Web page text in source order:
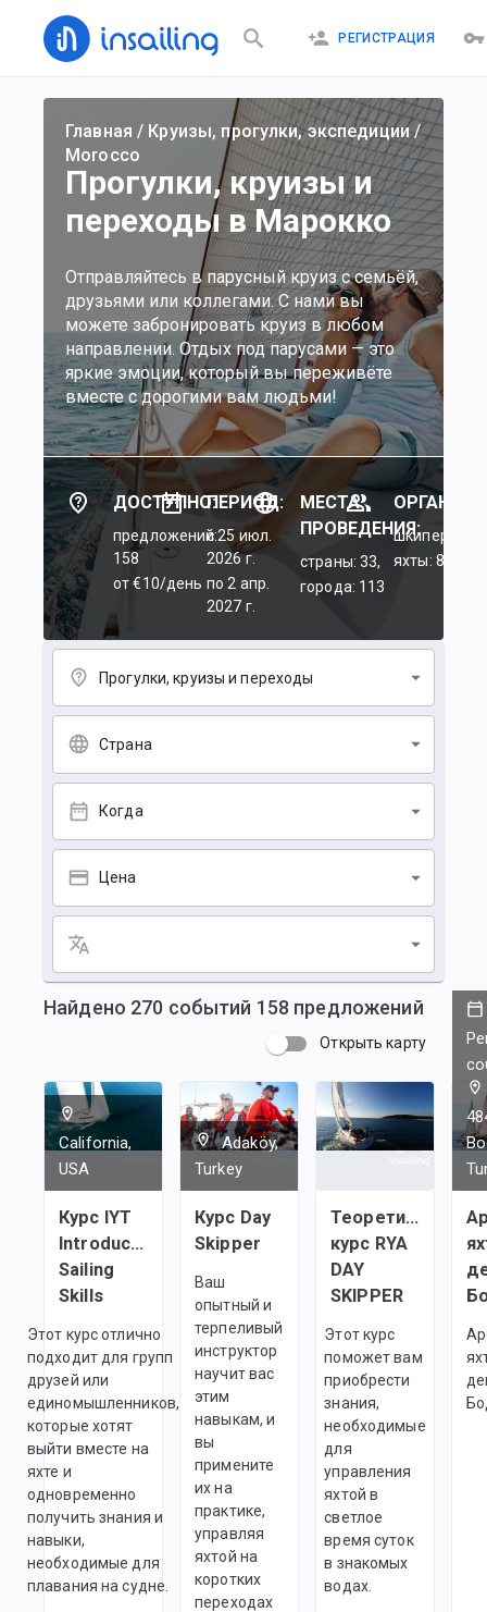
РЕГИСТРАЦИЯ
Главная / Круизы, прогулки, экспедиции/
Morocco
Прогулки, круизы и
переходы в Марокко
Отправляйтесь в парусный круиз с семьёй,
друзьями или коллегами. С нами вы
можете забронировать круиз в любом
направлении. Отдых под парусами — это
яркие эмоции, который вы переживёте
вместе с дорогими вам людьми!
ДОСТУПНО:
предложений:
158
от €10/день
ПЕРИОД:
c 25 июл.
2026 г.
по 2 апр.
2027 г.
МЕСТА
ПРОВЕДЕНИЯ:
страны: 33,
города: 113
шкиперы: 45,
яхты: 84
Прогулки, круизы и переходы
Страна
Когда
Цена
Найдено 270 событий 158 предложений
Открыть карту
California,
USA
Курс IYT
Introductory
Sailing
Skills
Этот курс отлично
подходит для групп
друзей или
единомышленников,
которые хотят
выйти вместе на
яхте и
одновременно
получить знания и
навыки,
необходимые для
плавания на судне.
Adaköy,
Turkey
Курс Day
Skipper
Ваш
опытный и
терпеливый
инструктор
научит вас
этим
навыкам, и
вы
примените
их на
практике,
управляя
яхтой на
коротких
переходах
Теоретический
курс RYA
DAY
SKIPPER
Этот курс
поможет вам
приобрести
знания,
необходимые
для
управления
яхтой в
светлое
время суток
в знакомых
водах.